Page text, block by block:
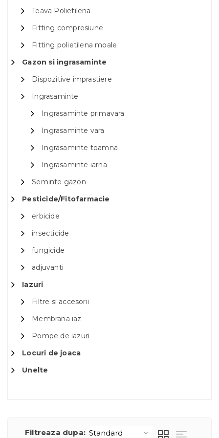
Teava Polietilena
Fitting compresiune
Fitting polietilena moale
Gazon si ingrasaminte
Dispozitive imprastiere
Ingrasaminte
Ingrasaminte primavara
Ingrasaminte vara
Ingrasaminte toamna
Ingrasaminte iarna
Seminte gazon
Pesticide/Fitofarmacie
erbicide
insecticide
fungicide
adjuvanti
Iazuri
Filtre si accesorii
Membrana iaz
Pompe de iazuri
Locuri de joaca
Unelte
Filtreaza dupa: